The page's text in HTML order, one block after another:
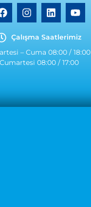
Çalışma Saatlerimiz
– Cuma 08:00 / 18:00
Cumartesi 08:00 / 17:00